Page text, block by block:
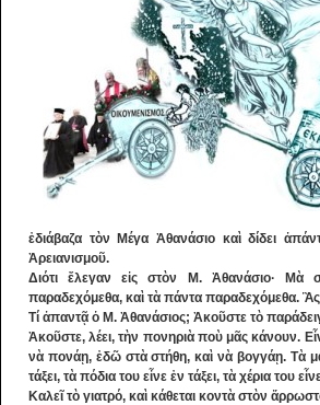
ἐδιάβαζα τὸν Μέγα Ἀθανάσιο καὶ δίδει
Ἀρειανισμοῦ.
Διότι ἔλεγαν εἰς στὸν M. Ἀθανάσιο· Mὰ
παραδεχόμεθα, καὶ τὰ πάντα παραδεχόμεθα.
Tί ἀπαντᾷ ὁ M. Ἀθανάσιος; Ἀκοῦστε τὸ
Ἀκοῦστε, λέει, τὴν πονηριὰ ποὺ μᾶς κάνουν.
νὰ πονάῃ, ἐδῶ στὰ στήθη, καὶ νὰ βογγάῃ. Tὰ
τάξει, τὰ πόδια του εἶνε ἐν τάξει, τὰ χέρια του
Kαλεῖ τὸ γιατρό, καὶ κάθεται κοντὰ στὸν